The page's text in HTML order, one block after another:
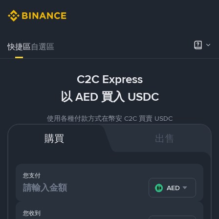
快捷區自選區
C2C Express
以 AED 買入 USDC
使用各種付款方式在幣安 C2C 買賣 USDC
購買 出售
您支付
AED
您收到